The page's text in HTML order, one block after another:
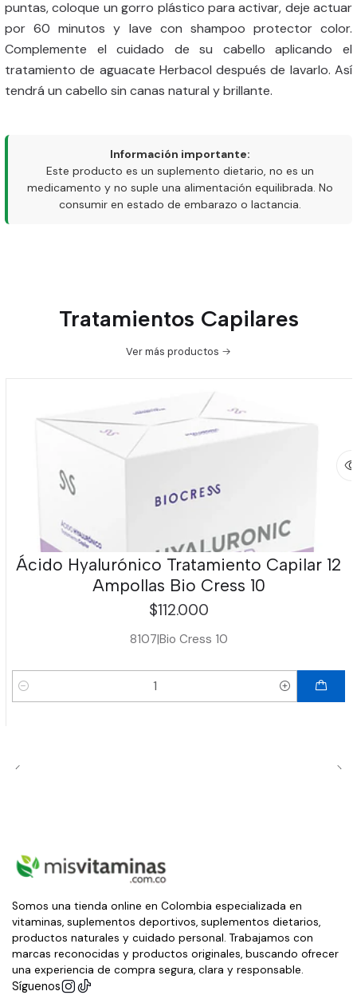
puntas, coloque un gorro plástico para activar, deje actuar
por 60 minutos y lave con shampoo protector color.
Complemente el cuidado de su cabello aplicando el
tratamiento de aguacate Herbacol después de lavarlo. Así
tendrá un cabello sin canas natural y brillante.
Información importante:
Este producto es un suplemento dietario, no es un
medicamento y no suple una alimentación equilibrada. No
consumir en estado de embarazo o lactancia.
Tratamientos Capilares
Ver más productos
Ácido Hyalurónico Tratamiento Capilar 12
Ampollas Bio Cress 10
$112.000
8107|Bio Cress 10
Cantidad
Somos una tienda online en Colombia especializada en
vitaminas, suplementos deportivos, suplementos dietarios,
productos naturales y cuidado personal. Trabajamos con
marcas reconocidas y productos originales, buscando ofrecer
una experiencia de compra segura, clara y responsable.
Síguenos